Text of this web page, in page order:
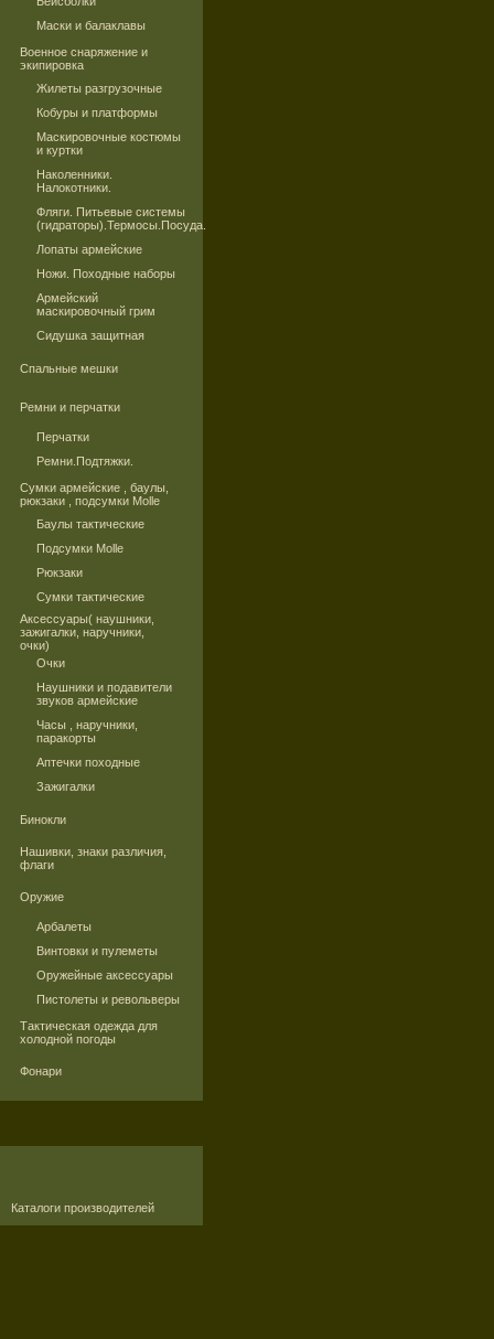
Маски и балаклавы
Военное снаряжение и
экипировка
Жилеты разгрузочные
Кобуры и платформы
Маскировочные костюмы
и куртки
Наколенники.
Налокотники.
Фляги. Питьевые системы
(гидраторы).Термосы.Посуда.
Лопаты армейские
Ножи. Походные наборы
Армейский
маскировочный грим
Сидушка защитная
Спальные мешки
Ремни и перчатки
Перчатки
Ремни.Подтяжки.
Сумки армейские , баулы,
рюкзаки , подсумки Molle
Баулы тактические
Подсумки Molle
Рюкзаки
Сумки тактические
Аксессуары( наушники,
зажигалки, наручники,
очки)
Очки
Наушники и подавители
звуков армейские
Часы , наручники,
паракорты
Аптечки походные
Зажигалки
Бинокли
Нашивки, знаки различия,
флаги
Оружие
Арбалеты
Винтовки и пулеметы
Оружейные аксессуары
Пистолеты и револьверы
Тактическая одежда для
холодной погоды
Фонари
Каталоги производителей